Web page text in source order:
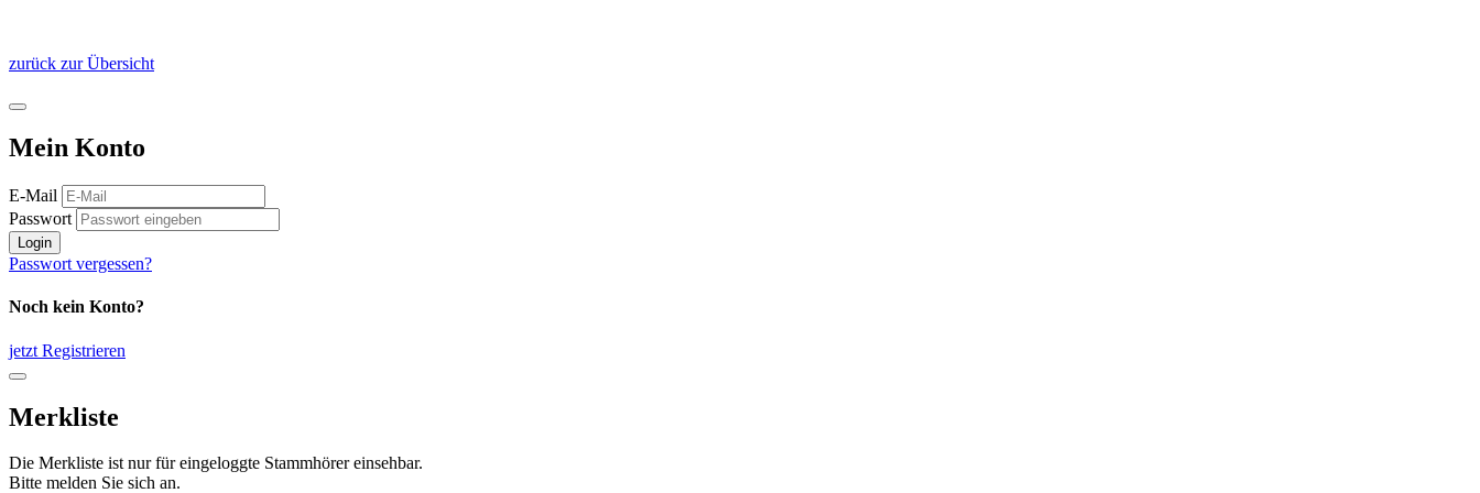
zurück zur Übersicht
Mein Konto
E-Mail
Passwort
Login
Passwort vergessen?
Noch kein Konto?
jetzt Registrieren
Merkliste
Die Merkliste ist nur für eingeloggte Stammhörer einsehbar.
Bitte melden Sie sich an.